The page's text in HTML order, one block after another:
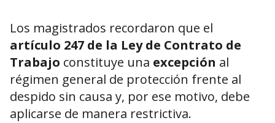
Los magistrados recordaron que el
artículo 247 de la Ley de Contrato de
Trabajo constituye una excepción al
régimen general de protección frente al
despido sin causa y, por ese motivo, debe
aplicarse de manera restrictiva.